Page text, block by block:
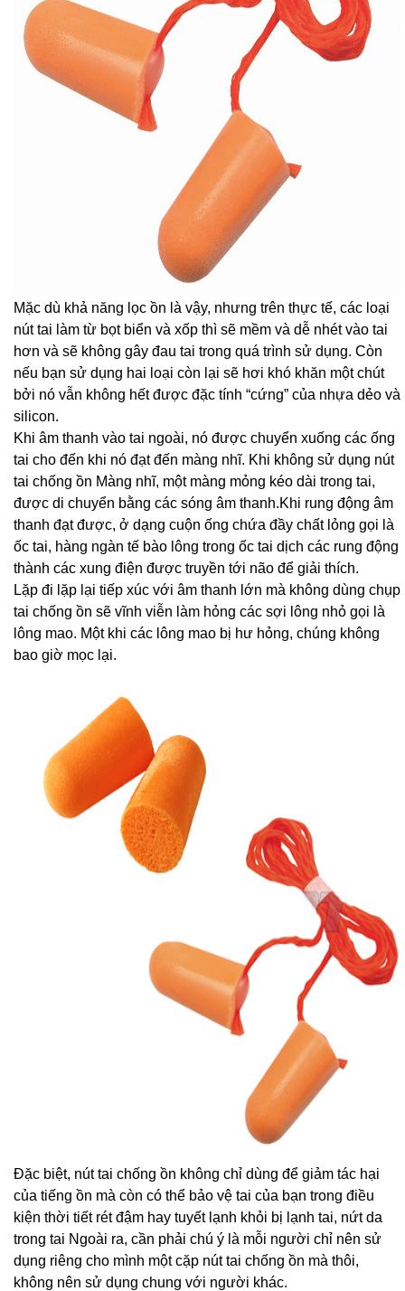
Mặc dù khả năng lọc ồn là vậy, nhưng trên thực tế, các loại
nút tai làm từ bọt biển và xốp thì sẽ mềm và dễ nhét vào tai
hơn và sẽ không gây đau tai trong quá trình sử dụng. Còn
nếu bạn sử dụng hai loại còn lại sẽ hơi khó khăn một chút
bởi nó vẫn không hết được đặc tính “cứng” của nhựa dẻo và
silicon.
Khi âm thanh vào tai ngoài, nó được chuyển xuống các ống
tai cho đến khi nó đạt đến màng nhĩ. Khi không sử dụng nút
tai chống ồn Màng nhĩ, một màng mỏng kéo dài trong tai,
được di chuyển bằng các sóng âm thanh.Khi rung động âm
thanh đạt được, ở dạng cuộn ống chứa đầy chất lỏng gọi là
ốc tai, hàng ngàn tế bào lông trong ốc tai dịch các rung động
thành các xung điện được truyền tới não để giải thích.
Lặp đi lặp lại tiếp xúc với âm thanh lớn mà không dùng chụp
tai chống ồn sẽ vĩnh viễn làm hỏng các sợi lông nhỏ gọi là
lông mao. Một khi các lông mao bị hư hỏng, chúng không
bao giờ mọc lại.
Đặc biệt, nút tai chống ồn không chỉ dùng để giảm tác hại
của tiếng ồn mà còn có thể bảo vệ tai của bạn trong điều
kiện thời tiết rét đậm hay tuyết lạnh khỏi bị lạnh tai, nứt da
trong tai Ngoài ra, cần phải chú ý là mỗi người chỉ nên sử
dụng riêng cho mình một cặp nút tai chống ồn mà thôi,
không nên sử dụng chung với người khác.